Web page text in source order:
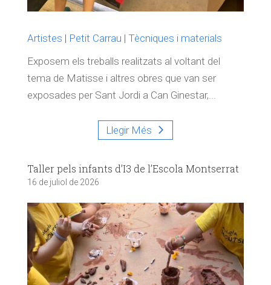
Artistes | Petit Carrau | Tècniques i materials
Exposem els treballs realitzats al voltant del
tema de Matisse i altres obres que van ser
exposades per Sant Jordi a Can Ginestar,...
Llegir Més
Taller pels infants d’I3 de l’Escola Montserrat
16 de juliol de 2026